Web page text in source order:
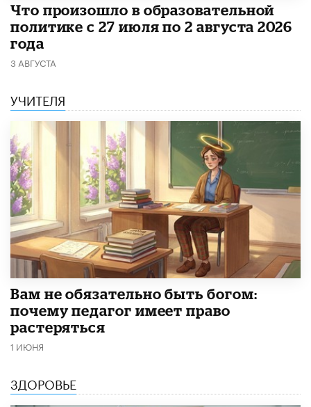
​Что произошло в образовательной
политике с 27 июля по 2 августа 2026
года
3 АВГУСТА
УЧИТЕЛЯ
​Вам не обязательно быть богом:
почему педагог имеет право
растеряться
1 ИЮНЯ
ЗДОРОВЬЕ